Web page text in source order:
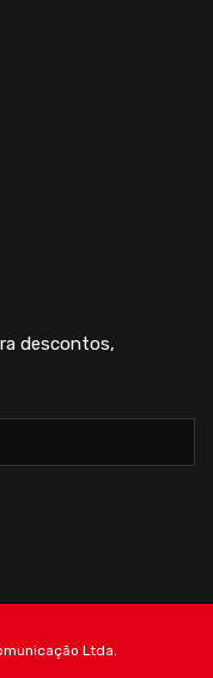
descontos,
Ltda.